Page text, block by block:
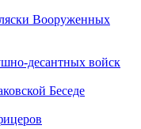
Вооруженных
десантных войск
Беседе